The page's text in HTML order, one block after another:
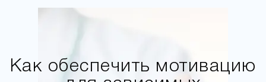
Как обеспечить мотивацию